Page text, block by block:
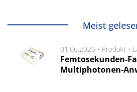
Meist
01.06.2026 • Produkt •
Femtosekunden-
Multiphotonen-